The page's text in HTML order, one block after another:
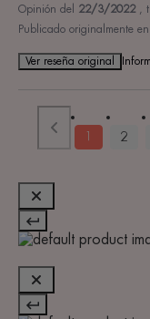
Opinión del 22/3/2022 ,
Publicado originalmente en
Ver reseña original
1 2